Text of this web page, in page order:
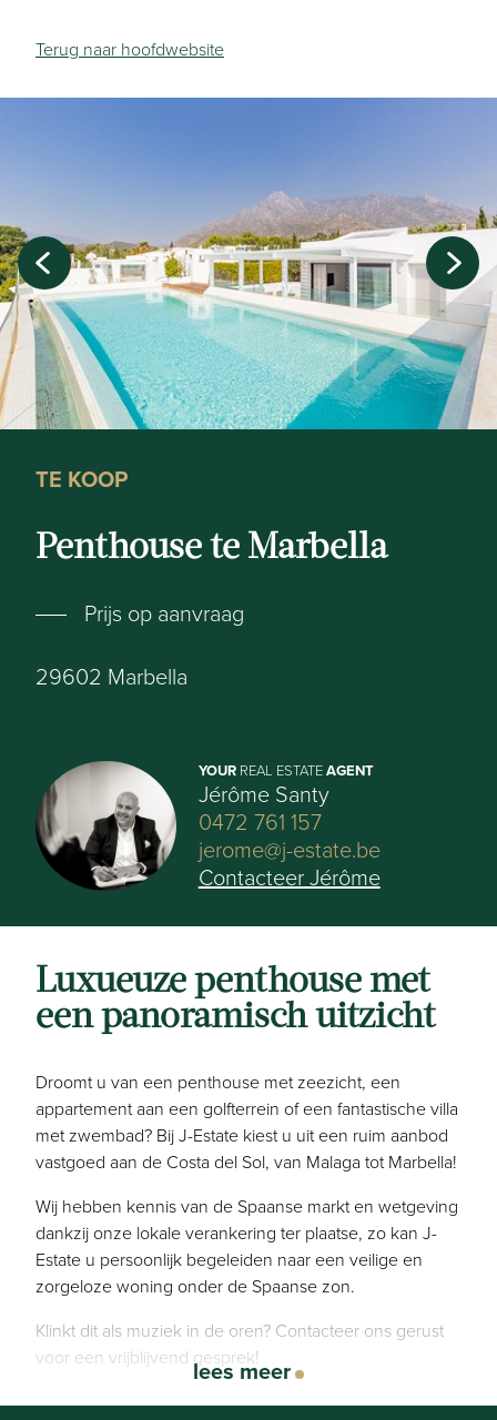
Terug naar hoofdwebsite
TE KOOP
Penthouse te Marbella
Prijs op aanvraag
29602 Marbella
YOUR REAL ESTATEAGENT
Jérôme Santy
0472 761 157
jerome@j-estate.be
Contacteer Jérôme
Luxueuze penthouse met
een panoramisch uitzicht
Droomt u van een penthouse met zeezicht, een
appartement aan een golfterrein of een fantastische villa
met zwembad? Bij J-Estate kiest u uit een ruim aanbod
vastgoed aan de Costa del Sol, van Malaga tot Marbella!
Wij hebben kennis van de Spaanse markt en wetgeving
dankzij onze lokale verankering ter plaatse, zo kan J-
Estate u persoonlijk begeleiden naar een veilige en
zorgeloze woning onder de Spaanse zon.
Klinkt dit als muziek in de oren? Contacteer ons gerust
voor een vrijblijvend gesprek!
lees meer